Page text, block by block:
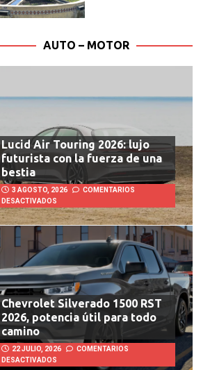
AUTO – MOTOR
Lucid Air Touring 2026: lujo
futurista con la fuerza de una
bestia
3 AGOSTO, 2026
COMENTARIOS
DESACTIVADOS
Chevrolet Silverado 1500 RST
2026, potencia útil para todo
camino
22 JULIO, 2026
COMENTARIOS
DESACTIVADOS